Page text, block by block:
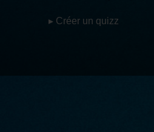
▸ Créer un quizz